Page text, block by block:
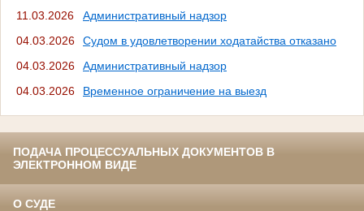
11.03.2026
Административный надзор
04.03.2026
Судом в удовлетворении ходатайства отказано
04.03.2026
Административный надзор
04.03.2026
Временное ограничение на выезд
ПОДАЧА ПРОЦЕССУАЛЬНЫХ ДОКУМЕНТОВ В
ЭЛЕКТРОННОМ ВИДЕ
О СУДЕ